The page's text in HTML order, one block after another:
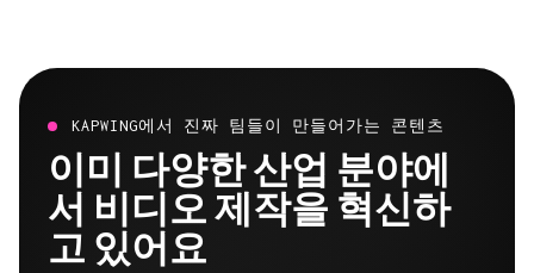
KAPWING에서 진짜 팀들이 만들어가는 콘텐츠
이미 다양한 산업 분야에
서 비디오 제작을 혁신하
고 있어요